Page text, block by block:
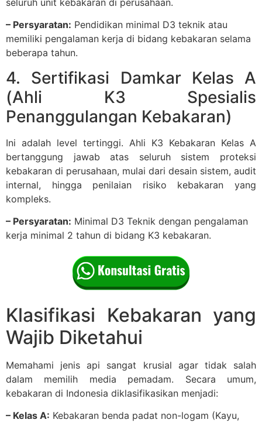
– Persyaratan: Pendidikan minimal D3 teknik atau
memiliki pengalaman kerja di bidang kebakaran selama
beberapa tahun.
4. Sertifikasi Damkar Kelas A
(Ahli K3 Spesialis
Penanggulangan Kebakaran)
Ini adalah level tertinggi. Ahli K3 Kebakaran Kelas A
bertanggung jawab atas seluruh sistem proteksi
kebakaran di perusahaan, mulai dari desain sistem, audit
internal, hingga penilaian risiko kebakaran yang
kompleks.
– Persyaratan: Minimal D3 Teknik dengan pengalaman
kerja minimal 2 tahun di bidang K3 kebakaran.
Klasifikasi Kebakaran yang
Wajib Diketahui
Memahami jenis api sangat krusial agar tidak salah
dalam memilih media pemadam. Secara umum,
kebakaran di Indonesia diklasifikasikan menjadi:
– Kelas A: Kebakaran benda padat non-logam (Kayu,